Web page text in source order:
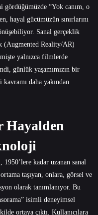
gördüğümüzde “Yok canım, o
hayal gücümüzün sınırlarını
Sanal gerçeklik
(Augmented Reality/AR)
yalnızca filmlerde
günlük yaşamımızın bir
daha yakından
Hayalden
kadar uzanan sanal
taşıyan, onlara, görsel ve
olarak tanımlanıyor. Bu
isimli deneyimsel
ortaya çıktı. Kullanıcılara